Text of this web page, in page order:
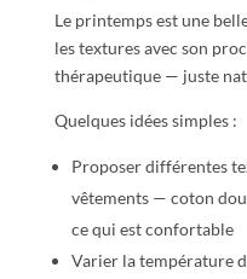
Le printemps est une
les textures avec son
thérapeutique — juste
Quelques idées simples :
Proposer différentes
vêtements — coton
ce qui est confortable
Varier la température